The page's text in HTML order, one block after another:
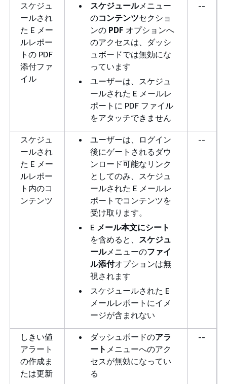
スケジュ
ールされ
た E メー
ルレポー
トの PDF
添付ファ
イル
スケジュールメニュー
のコンテンツセクショ
ンの PDF オプションへ
のアクセスは、ダッシ
ュボードでは無効にな
っています
ユーザーは、スケジュ
ールされた E メールレ
ポートに PDF ファイル
をアタッチできません
--
スケジュ
ールされ
た E メー
ルレポー
ト内のコ
ンテンツ
ユーザーは、ログイン
後にゲートされるダウ
ンロード可能なリンク
としてのみ、スケジュ
ールされた E メールレ
ポートでコンテンツを
受け取ります。
E メール本文にシート
を含めると、 スケジュ
ールメニューのファイ
ル添付オプションは無
視されます
スケジュールされた E
メールレポートにイメ
ージが含まれない
--
しきい値
アラート
の作成ま
たは更新
ダッシュボードのアラ
ート メニューへのアク
セスが無効になってい
る
--